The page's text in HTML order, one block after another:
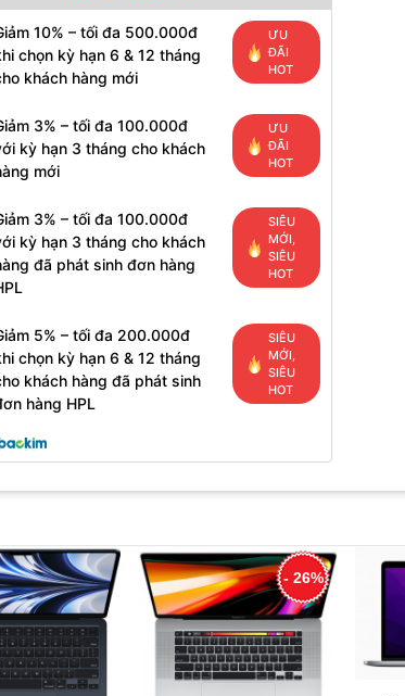
10% – tối đa 500.000đ
chọn kỳ hạn 6 & 12 tháng
khách hàng mới
ƯU
ĐÃI
HOT
3% – tối đa 100.000đ
kỳ hạn 3 tháng cho khách
mới
ƯU
ĐÃI
HOT
3% – tối đa 100.000đ
kỳ hạn 3 tháng cho khách
đã phát sinh đơn hàng
SIÊU
MỚI,
SIÊU
HOT
5% – tối đa 200.000đ
chọn kỳ hạn 6 & 12 tháng
khách hàng đã phát sinh
hàng HPL
SIÊU
MỚI,
SIÊU
HOT
- 26%